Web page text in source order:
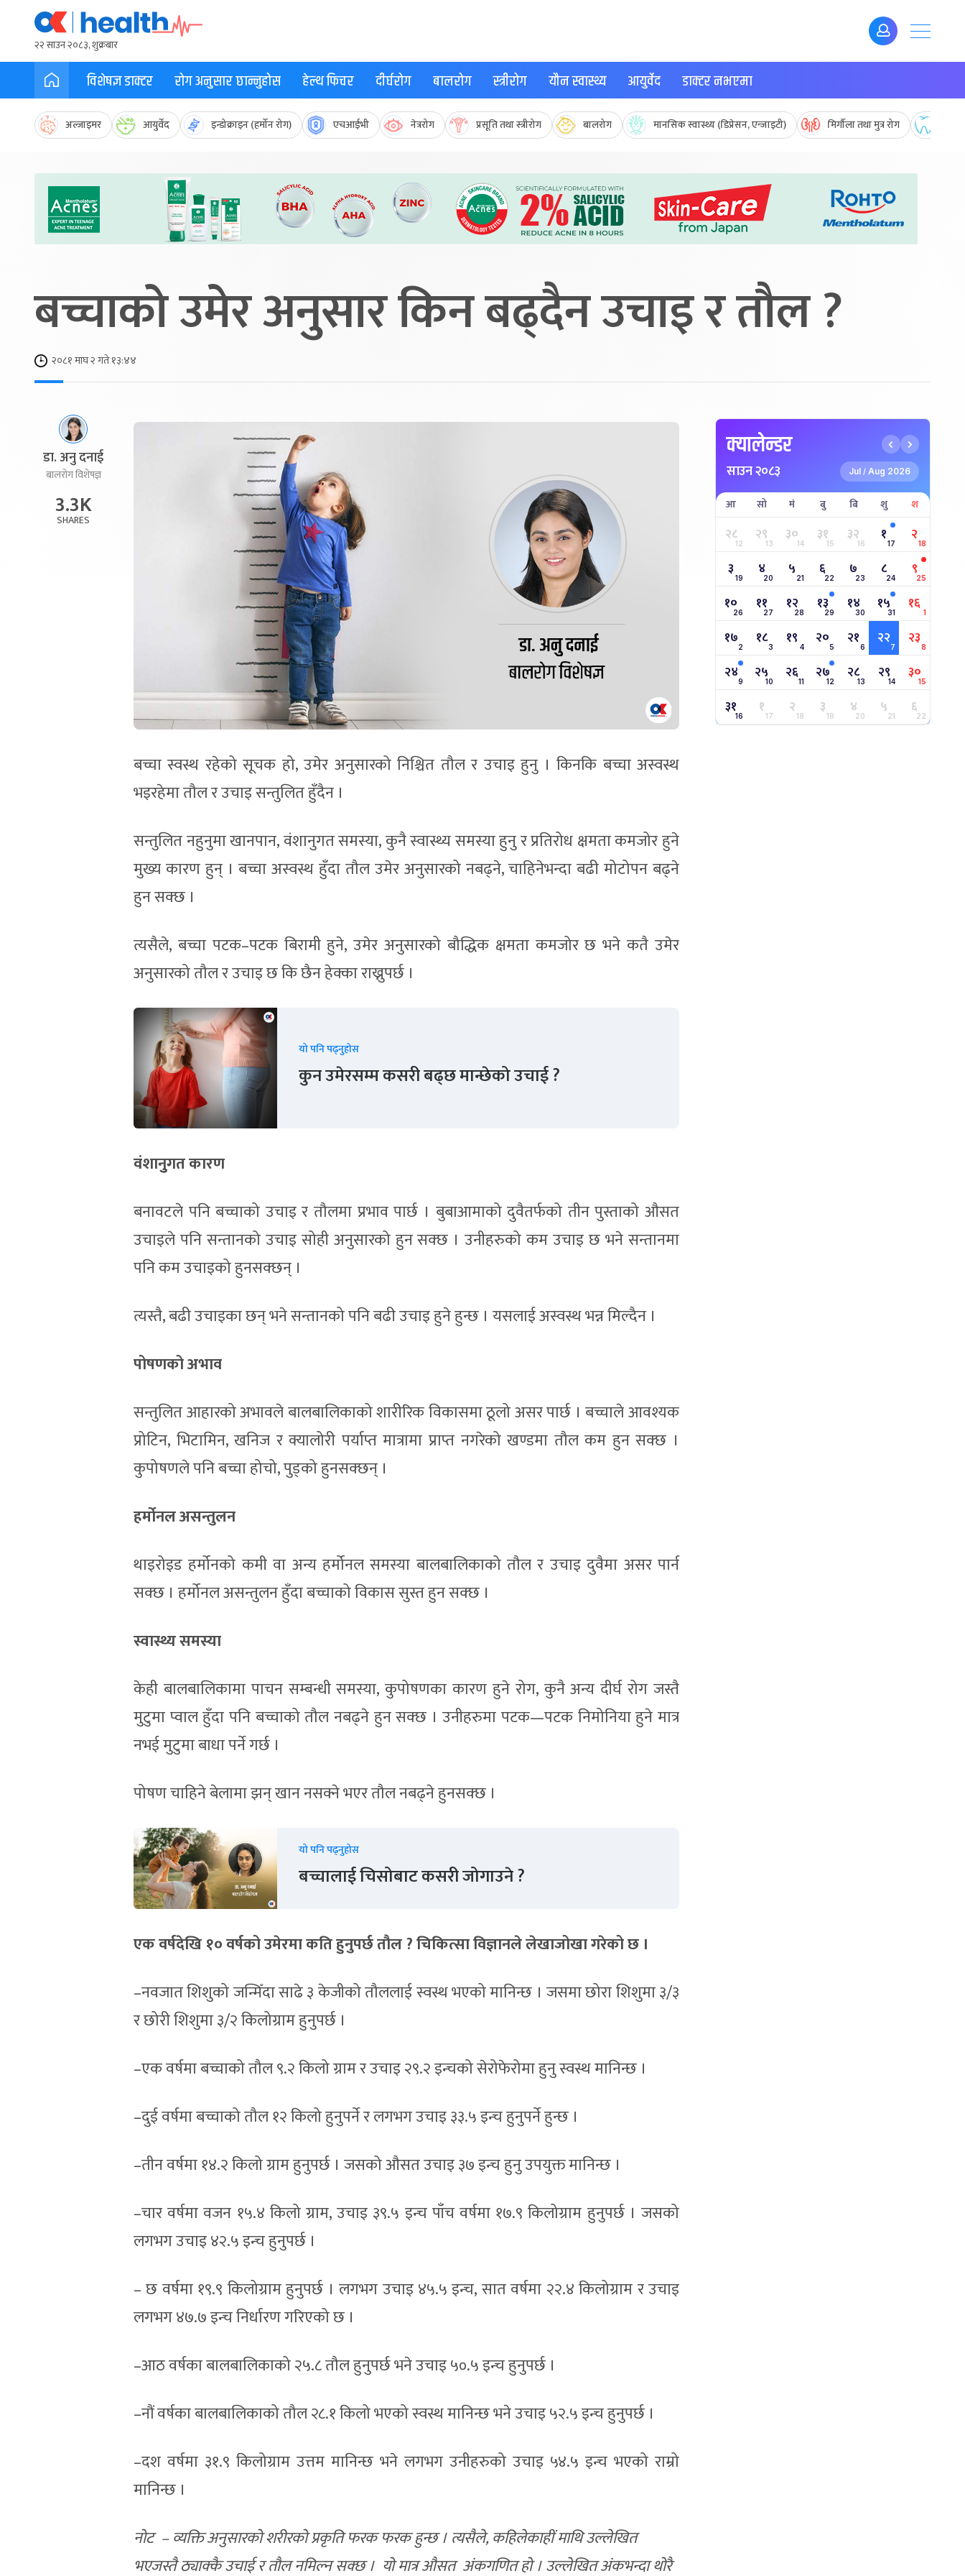
२२ साउन २०८३, शुक्रबार
विशेषज्ञ डाक्टर रोग अनुसार छान्नुहोस हेल्थ फिचर दीर्घरोग बालरोग स्त्रीरोग यौन स्वास्थ्य आयुर्वेद डाक्टर नभएमा
अल्जाइमर आयुर्वेद इन्डोक्राइन (हर्मोन रोग) एचआईभी नेत्ररोग प्रसूति तथा स्त्रीरोग बालरोग मानसिक स्वास्थ्य (डिप्रेसन, एन्जाइटी) मिर्गौला तथा मुत्र रोग
बच्चाको उमेर अनुसार किन बढ्दैन उचाइ र तौल ?
२०८१ माघ २ गते १३:४४
डा. अनु दनाई
बालरोग विशेषज्ञ
3.3K
SHARES
बच्चा स्वस्थ रहेको सूचक हो, उमेर अनुसारको निश्चित तौल र उचाइ हुनु । किनकि बच्चा अस्वस्थ
भइरहेमा तौल र उचाइ सन्तुलित हुँदैन ।
सन्तुलित नहुनुमा खानपान, वंशानुगत समस्या, कुनै स्वास्थ्य समस्या हुनु र प्रतिरोध क्षमता कमजोर हुने
मुख्य कारण हुन् । बच्चा अस्वस्थ हुँदा तौल उमेर अनुसारको नबढ्ने, चाहिनेभन्दा बढी मोटोपन बढ्ने
हुन सक्छ ।
त्यसैले, बच्चा पटक–पटक बिरामी हुने, उमेर अनुसारको बौद्धिक क्षमता कमजोर छ भने कतै उमेर
अनुसारको तौल र उचाइ छ कि छैन हेक्का राख्नुपर्छ ।
यो पनि पढ्नुहोस
कुन उमेरसम्म कसरी बढ्छ मान्छेको उचाई ?
वंशानुुगत कारण
बनावटले पनि बच्चाको उचाइ र तौलमा प्रभाव पार्छ । बुबाआमाको दुवैतर्फको तीन पुस्ताको औसत
उचाइले पनि सन्तानको उचाइ सोही अनुसारको हुन सक्छ । उनीहरुको कम उचाइ छ भने सन्तानमा
पनि कम उचाइको हुनसक्छन् ।
त्यस्तै, बढी उचाइका छन् भने सन्तानको पनि बढी उचाइ हुने हुन्छ । यसलाई अस्वस्थ भन्न मिल्दैन ।
पोषणको अभाव
सन्तुलित आहारको अभावले बालबालिकाको शारीरिक विकासमा ठूलो असर पार्छ । बच्चाले आवश्यक
प्रोटिन, भिटामिन, खनिज र क्यालोरी पर्याप्त मात्रामा प्राप्त नगरेको खण्डमा तौल कम हुन सक्छ ।
कुपोषणले पनि बच्चा होचो, पुड्को हुनसक्छन् ।
हर्मोनल असन्तुलन
थाइरोइड हर्मोनको कमी वा अन्य हर्मोनल समस्या बालबालिकाको तौल र उचाइ दुवैमा असर पार्न
सक्छ । हर्मोनल असन्तुलन हुँदा बच्चाको विकास सुस्त हुन सक्छ ।
स्वास्थ्य समस्या
केही बालबालिकामा पाचन सम्बन्धी समस्या, कुपोषणका कारण हुने रोग, कुनै अन्य दीर्घ रोग जस्तै
मुटुमा प्वाल हुँदा पनि बच्चाको तौल नबढ्ने हुन सक्छ । उनीहरुमा पटक—पटक निमोनिया हुने मात्र
नभई मुटुमा बाधा पर्ने गर्छ ।
पोषण चाहिने बेलामा झन् खान नसक्ने भएर तौल नबढ्ने हुनसक्छ ।
यो पनि पढ्नुहोस
बच्चालाई चिसोबाट कसरी जोगाउने ?
एक वर्षदेखि १० वर्षको उमेरमा कति हुनुपर्छ तौल ? चिकित्सा विज्ञानले लेखाजोखा गरेको छ ।
–नवजात शिशुको जन्मिँदा साढे ३ केजीको तौललाई स्वस्थ भएको मानिन्छ । जसमा छोरा शिशुमा ३/३
र छोरी शिशुमा ३/२ किलोग्राम हुनुपर्छ ।
–एक वर्षमा बच्चाको तौल ९.२ किलो ग्राम र उचाइ २९.२ इन्चको सेरोफेरोमा हुनु स्वस्थ मानिन्छ ।
–दुई वर्षमा बच्चाको तौल १२ किलो हुनुपर्ने र लगभग उचाइ ३३.५ इन्च हुनुपर्ने हुन्छ ।
–तीन वर्षमा १४.२ किलो ग्राम हुनुपर्छ । जसको औसत उचाइ ३७ इन्च हुनु उपयुक्त मानिन्छ ।
–चार वर्षमा वजन १५.४ किलो ग्राम, उचाइ ३९.५ इन्च पाँच वर्षमा १७.९ किलोग्राम हुनुपर्छ । जसको
लगभग उचाइ ४२.५ इन्च हुनुपर्छ ।
– छ वर्षमा १९.९ किलोग्राम हुनुपर्छ । लगभग उचाइ ४५.५ इन्च, सात वर्षमा २२.४ किलोग्राम र उचाइ
लगभग ४७.७ इन्च निर्धारण गरिएको छ ।
–आठ वर्षका बालबालिकाको २५.८ तौल हुनुपर्छ भने उचाइ ५०.५ इन्च हुनुपर्छ ।
–नौं वर्षका बालबालिकाको तौल २८.१ किलो भएको स्वस्थ मानिन्छ भने उचाइ ५२.५ इन्च हुनुपर्छ ।
–दश वर्षमा ३१.९ किलोग्राम उत्तम मानिन्छ भने लगभग उनीहरुको उचाइ ५४.५ इन्च भएको राम्रो
मानिन्छ ।
नोट – व्यक्ति अनुसारको शरीरको प्रकृति फरक फरक हुन्छ । त्यसैले, कहिलेकाहीं माथि उल्लेखित
भएजस्तै ठ्याक्कै उचाई र तौल नमिल्न सक्छ । यो मात्र औसत अंकगणित हो । उल्लेखित अंकभन्दा थोरै
क्यालेन्डर
साउन २०८३ Jul / Aug 2026
आ सो मं बु बि शु श
२८12 २९13 ३०14 ३१15 ३२16 १17 २18
३ 19 ४20 ५ 21 ६22 ७23 ८24 ९25
१०26 ११27 १२28 १३29 १४30 १५31 १६ 1
१७2 १८3 १९ 4 २०5 २१6 २२7 २३8
२४9 २५10 २६11 २७12 २८13 २९14 ३०15
३१16 १17 २18 ३19 ४20 ५21 ६22